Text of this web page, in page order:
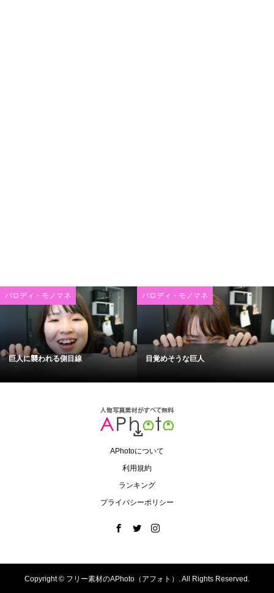
パロディ・モノマネ
巨人に襲われる側目線
パロディ・モノマネ
目覚めそうな巨人
APhotoについて
利用規約
ランキング
プライバシーポリシー
Copyright © フリー素材のAPhoto（アフォト）. All Rights Reserved.